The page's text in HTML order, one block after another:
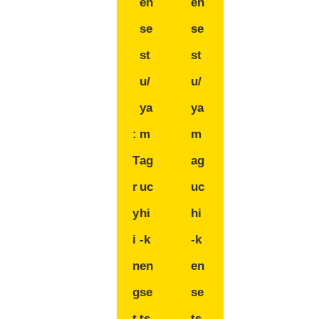
:
T
r
y
i
n
g
se
st
u/
ya
m
ag
uc
hi
-k
en
se
se
st
u/
ya
m
ag
uc
hi
-k
en
se